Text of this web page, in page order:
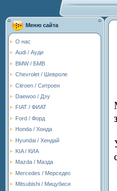
Меню сайта
О нас
Audi / Ауди
BMW / БМВ
Chevrolet / Шевроле
Citroen / Ситроен
Daewoo / Дэу
FIAT / ФИАТ
Ford / Форд
Honda / Хонда
Hyundai / Хендай
KIA / КИА
Mazda / Мазда
Mercedes / Мерседес
Mitsubishi / Мицубиси